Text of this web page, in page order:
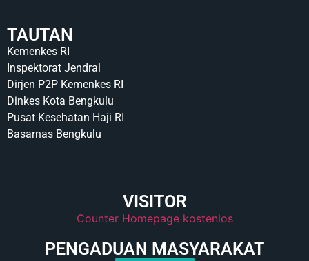
TAUTAN
Kemenkes RI
Inspektorat Jendral
Dirjen P2P Kemenkes RI
Dinkes Kota Bengkulu
Pusat Kesehatan Haji RI
Basarnas Bengkulu
VISITOR
Counter Homepage kostenlos
PENGADUAN MASYARAKAT